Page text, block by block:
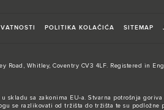
POLITIKA KOLAČIĆA SITEMAP
Road, Whitley, Coventry CV3 4LF. Registered in
sa zakonima EU-a. Stvarna potrošnja
se razlikovati od tržišta do tržišta te su podložne